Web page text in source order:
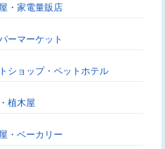
・家電量販店
ーマーケット
ショップ・ペットホテル
植木屋
・ベーカリー